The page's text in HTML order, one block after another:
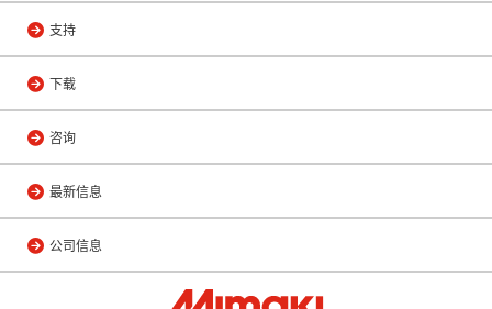
支持
下载
咨询
最新信息
公司信息